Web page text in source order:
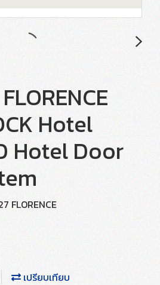
Hotel
Hotel Door
FLORENCE
เปรียบเทียบ